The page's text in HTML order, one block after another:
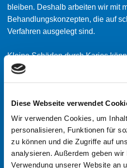
Diese Webseite verwendet
Wir verwenden Cookies, um
personalisieren, Funktionen für
zu können und die Zugriffe auf
analysieren. Außerdem geben
Verwendung unserer Website an
bleiben. Deshalb arbeiten wir mit
Behandlungskonzepten, die auf
Verfahren ausgelegt sind.
Kleine Schäden durch Karies
hochwertigen Füllungen
Methoden zum Einsatz, um den
langfristig erhalten zu können.
Durch eine sorgfältige Diagnostik
abgestimmte
nachhaltige Ergebnisse und eine